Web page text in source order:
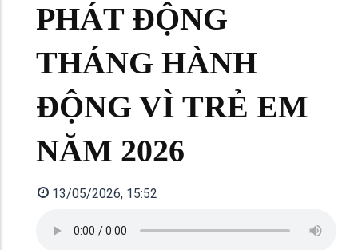
PHÁT ĐỘNG
THÁNG HÀNH
ĐỘNG VÌ TRẺ EM
NĂM 2026
13/05/2026, 15:52